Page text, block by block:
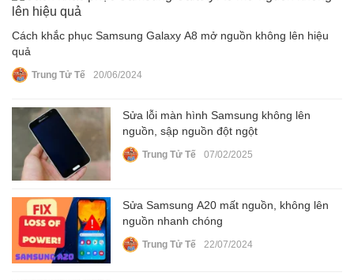
Cách khắc phục Samsung Galaxy A8 mở nguồn không lên hiệu
quả
Trung Tử Tế 20/06/2024
Sửa lỗi màn hình Samsung không lên
nguồn, sập nguồn đột ngột
Trung Tử Tế 07/02/2025
Sửa Samsung A20 mất nguồn, không lên
nguồn nhanh chóng
Trung Tử Tế 22/07/2024